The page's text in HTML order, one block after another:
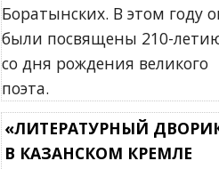
Боратынских. В этом году
были посвящены 210-
со дня рождения великого
поэта.
«ЛИТЕРАТУРНЫЙ
В КАЗАНСКОМ КРЕМЛЕ